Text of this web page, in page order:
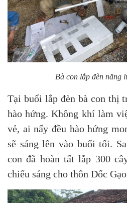
Bà con lắp đèn năng
Tại buổi lắp đèn bà con thị
hào hứng. Không khí làm
vẻ, ai nấy đều hào hứng
sẽ sáng lên vào buổi tối.
con đã hoàn tất lắp 300
chiếu sáng cho thôn Dốc